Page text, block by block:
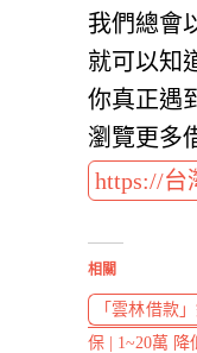
我們總會
就可以知
你真正遇
瀏覽更多
https://台
相關
「雲林借款
保 | 1~20萬 降